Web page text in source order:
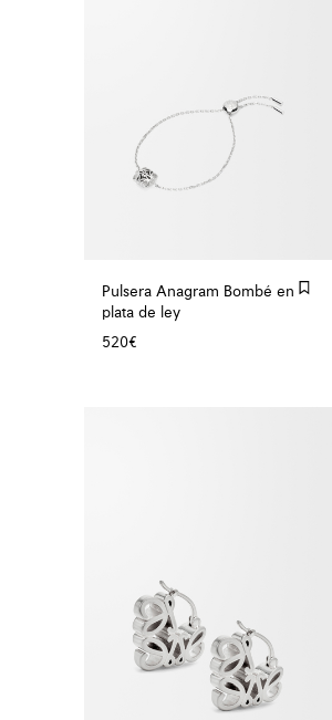
Pulsera Anagram Bombé en
plata de ley
520€